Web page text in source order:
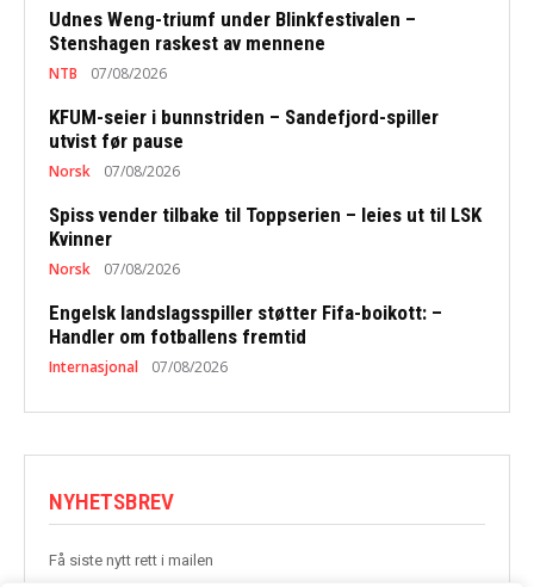
Udnes Weng-triumf under Blinkfestivalen –
Stenshagen raskest av mennene
NTB 07/08/2026
KFUM-seier i bunnstriden – Sandefjord-spiller
utvist før pause
Norsk 07/08/2026
Spiss vender tilbake til Toppserien – leies ut til LSK
Kvinner
Norsk 07/08/2026
Engelsk landslagsspiller støtter Fifa-boikott: –
Handler om fotballens fremtid
Internasjonal 07/08/2026
NYHETSBREV
Få siste nytt rett i mailen